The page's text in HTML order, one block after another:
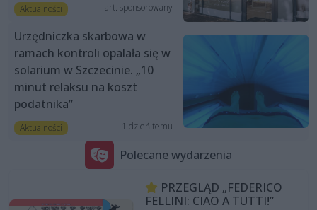
Aktualności art. sponsorowany
Urzędniczka skarbowa w
ramach kontroli opalała się w
solarium w Szczecinie. „10
minut relaksu na koszt
podatnika”
Aktualności 1 dzień temu
Polecane wydarzenia
PRZEGLĄD „FEDERICO
FELLINI: CIAO A TUTTI!”